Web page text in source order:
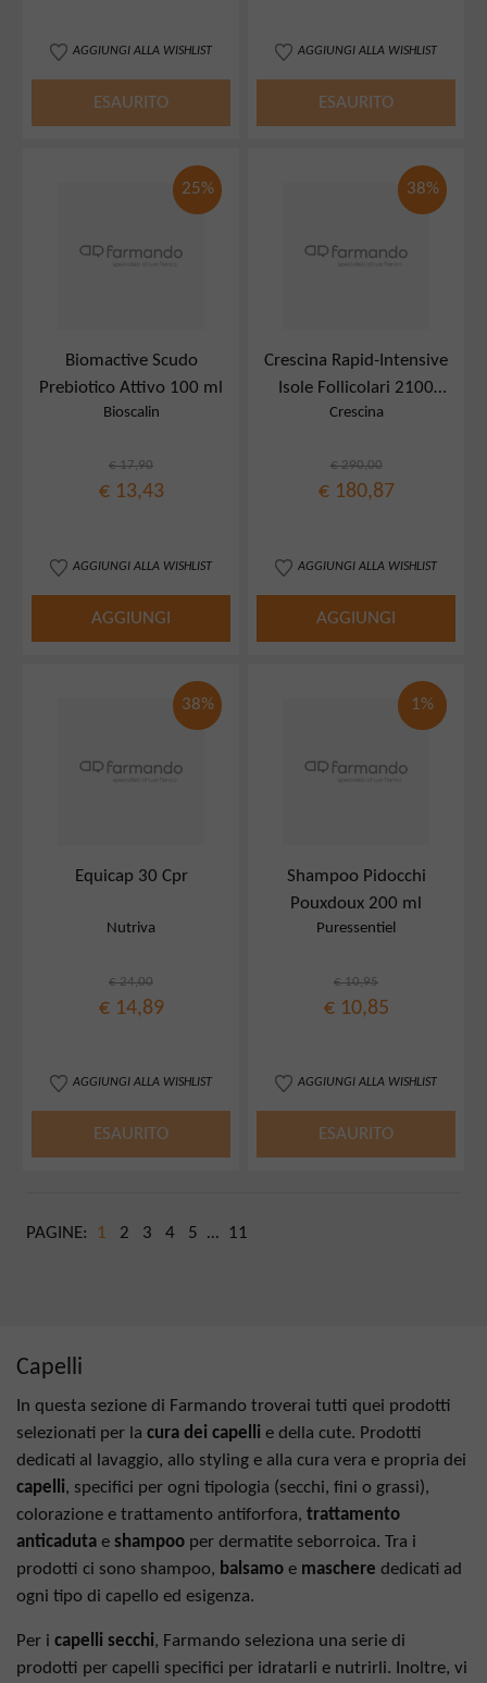
AGGIUNGI ALLA WISHLIST
ESAURITO
AGGIUNGI ALLA WISHLIST
ESAURITO
25%
Biomactive Scudo
Prebiotico Attivo 100 ml
Bioscalin
€ 17,90
€ 13,43
AGGIUNGI ALLA WISHLIST
AGGIUNGI
38%
Crescina Rapid-Intensive
Isole Follicolari 2100
Uomo Tc 10+10 Fiale 3,5
Crescina
€ 290,00
€ 180,87
AGGIUNGI ALLA WISHLIST
AGGIUNGI
38%
Equicap 30 Cpr
Nutriva
€ 24,00
€ 14,89
AGGIUNGI ALLA WISHLIST
ESAURITO
1%
Shampoo Pidocchi
Pouxdoux 200 ml
Puressentiel
€ 10,95
€ 10,85
AGGIUNGI ALLA WISHLIST
ESAURITO
PAGINE: 1 2 3 4 5 ... 11
Capelli
In questa sezione di Farmando troverai tutti quei prodotti
selezionati per la cura dei capelli e della cute. Prodotti
dedicati al lavaggio, allo styling e alla cura vera e propria dei
capelli, specifici per ogni tipologia (secchi, fini o grassi),
colorazione e trattamento antiforfora, trattamento
anticaduta e shampoo per dermatite seborroica. Tra i
prodotti ci sono shampoo, balsamo e maschere dedicati ad
ogni tipo di capello ed esigenza.
Per i capelli secchi, Farmando seleziona una serie di
prodotti per capelli specifici per idratarli e nutrirli. Inoltre, vi